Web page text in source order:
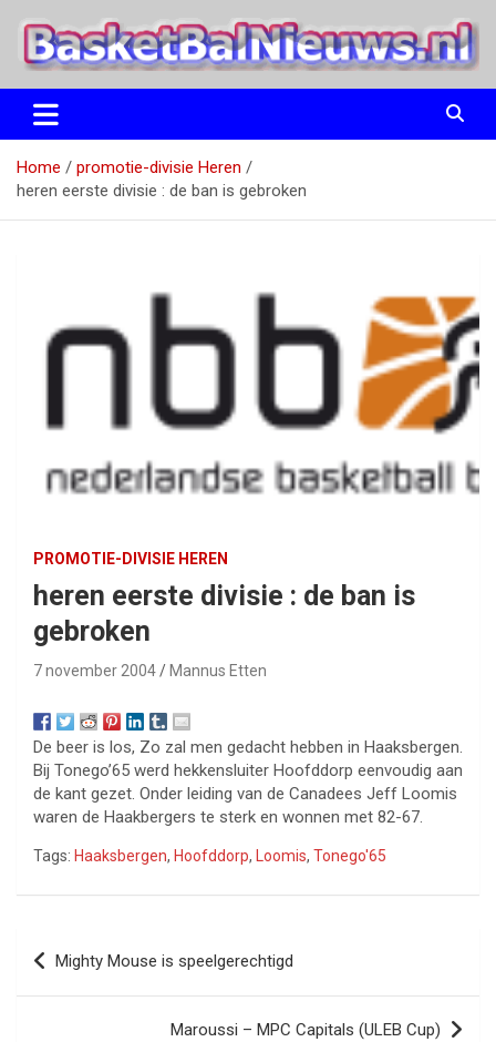
naar
BasketBalNieuws.nl
Etten
Home
promotie-divisie Heren
heren eerste divisie : de ban is gebroken
PROMOTIE-DIVISIE HEREN
heren eerste divisie : de ban is
gebroken
7 november 2004 Mannus Etten
De beer is los, Zo zal men gedacht hebben in Haaksbergen.
Bij Tonego’65 werd hekkensluiter Hoofddorp eenvoudig aan
de kant gezet. Onder leiding van de Canadees Jeff Loomis
waren de Haakbergers te sterk en wonnen met 82-67.
Tags: Haaksbergen, Hoofddorp, Loomis, Tonego'65
Bericht
navigatie
Mighty Mouse is speelgerechtigd
Maroussi – MPC Capitals (ULEB Cup)